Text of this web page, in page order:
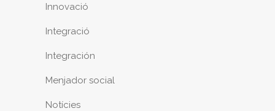
Innovació
Integració
Integración
Menjador social
Notícies